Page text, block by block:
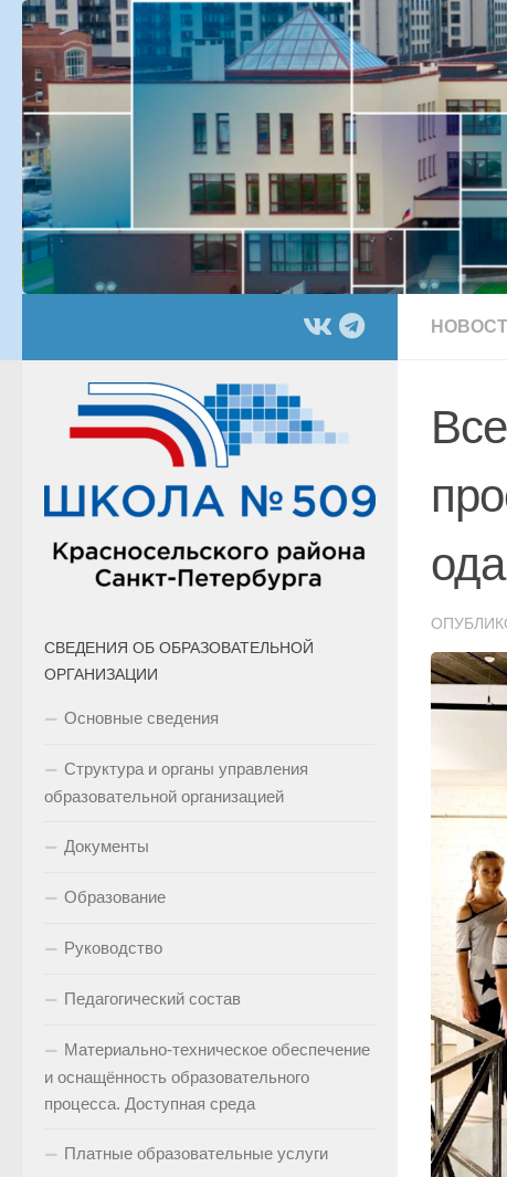
Перейти к содержимому
СВЕДЕНИЯ ОБ ОБРАЗОВАТЕЛЬНОЙ
ОРГАНИЗАЦИИ
Основные сведения
Структура и органы управления
образовательной организацией
Документы
Образование
Руководство
Педагогический состав
Материально-техническое обеспечение
и оснащённость образовательного
процесса. Доступная среда
Платные образовательные услуги